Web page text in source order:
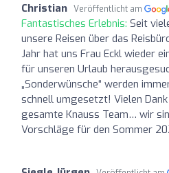
Christian Veröffentlicht am
Fantastisches Erlebnis: Seit
unsere Reisen über das
Jahr hat uns Frau Eckl wieder
für unseren Urlaub
„Sonderwünsche“ werden
schnell umgesetzt! Vielen Dank
gesamte Knauss Team… wir
Vorschläge für den Sommer